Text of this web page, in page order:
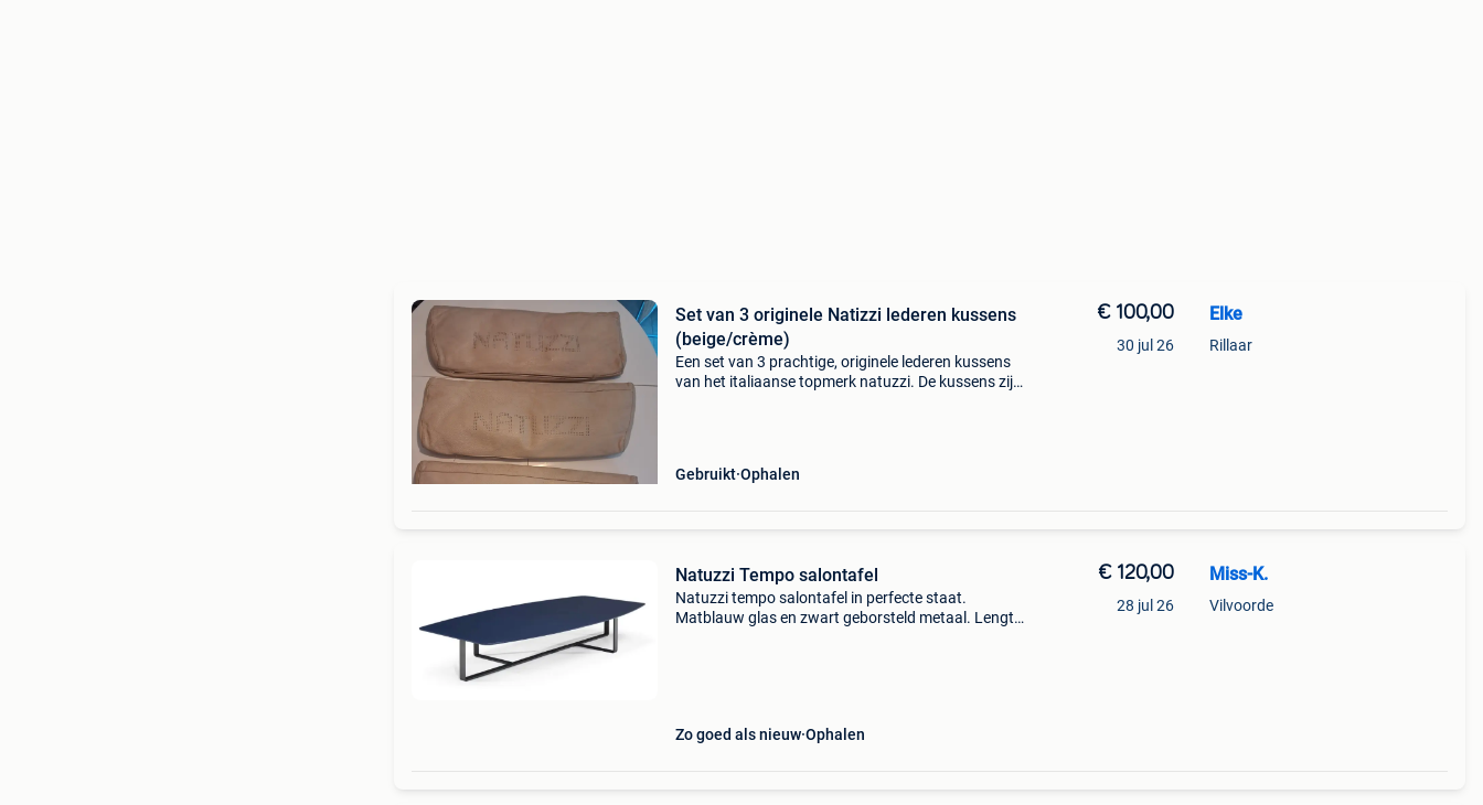
Set van 3 originele Natizzi lederen kussens
(beige/crème)
Een set van 3 prachtige, originele lederen kussens
van het italiaanse topmerk natuzzi. De kussens zijn
Gebruikt Ophalen
€ 100,00
30 jul 26
Elke
Rillaar
Natuzzi Tempo salontafel
Natuzzi tempo salontafel in perfecte staat.
Matblauw glas en zwart geborsteld metaal. Lengte
Zo goed als nieuw Ophalen
€ 120,00
28 jul 26
Miss-K.
Vilvoorde